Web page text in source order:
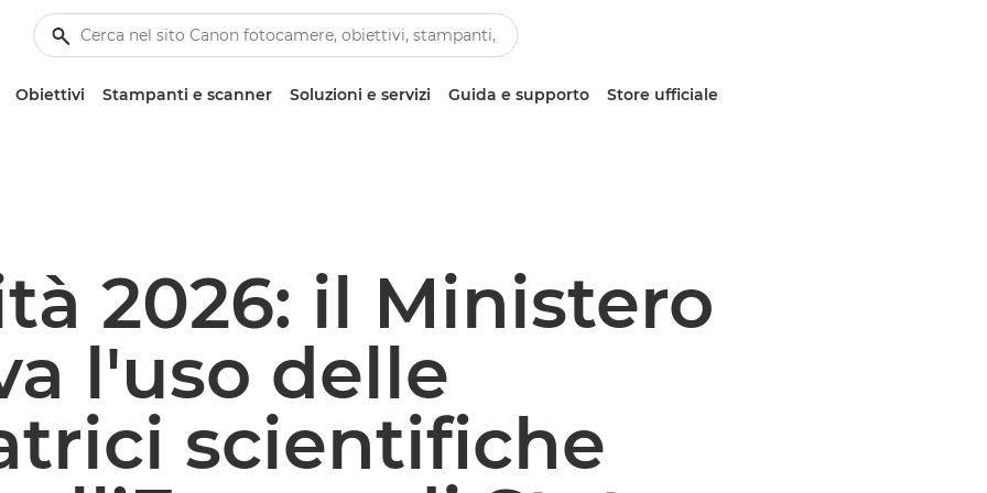
Obiettivi Stampanti e scanner Soluzioni e servizi Guida e supporto Store ufficiale
2026: il Ministero
l'uso delle
scientifiche